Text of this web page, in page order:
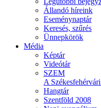
Állandó híreink
Eseménynaptár
Keresés, szűrés
Ünnepkörök
Média
Képtár
Videótár
SZEM
A
Hangtár
Szentföld 2008